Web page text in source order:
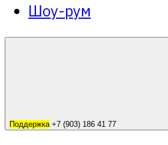
Шоу-рум
Поддержка+7 (903) 186 41 77